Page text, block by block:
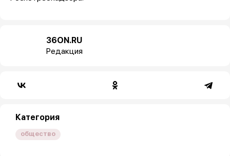
36ON.RU
Редакция
Категория
общество